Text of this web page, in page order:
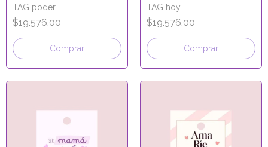
TAG poder
$19.576,00
Comprar
TAG hoy
$19.576,00
Comprar